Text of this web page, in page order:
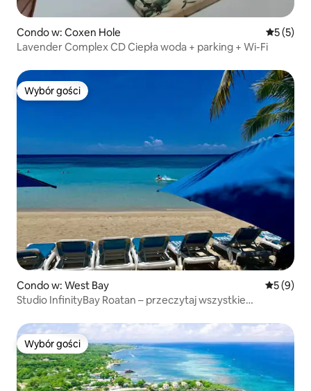
Condo w: Coxen Hole Średnia
5 (5)
Lavender Complex CD Ciepła woda + parking + Wi-Fi
Wybór gości
Wybór gości
Condo w: West Bay Średnia
5 (9)
Studio InfinityBay Roatan – przeczytaj wszystkie
Wybór gości
Wybór gości